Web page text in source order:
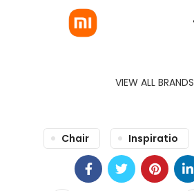
VIEW ALL BRANDS
Chair Inspiratio